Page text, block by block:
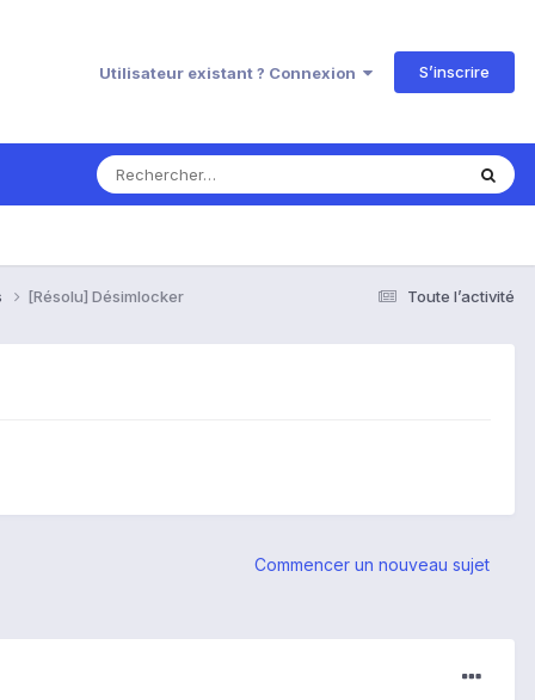
Utilisateur existant ? Connexion S’inscrire
Toute l’activité
[Résolu] Désimlocker
Commencer un nouveau sujet